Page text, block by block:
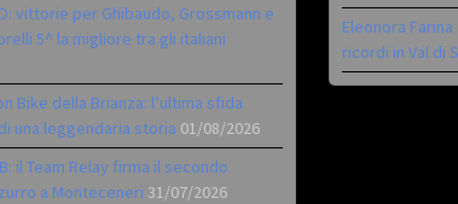
vittorie per Ghibaudo, Grossmann e
5^ la migliore tra gli italiani
Bike della Brianza: l’ultima sfida
una leggendaria storia 01/08/2026
il Team Relay firma il secondo
a Monteceneri 31/07/2026
Eleonora
ricordi in Val di